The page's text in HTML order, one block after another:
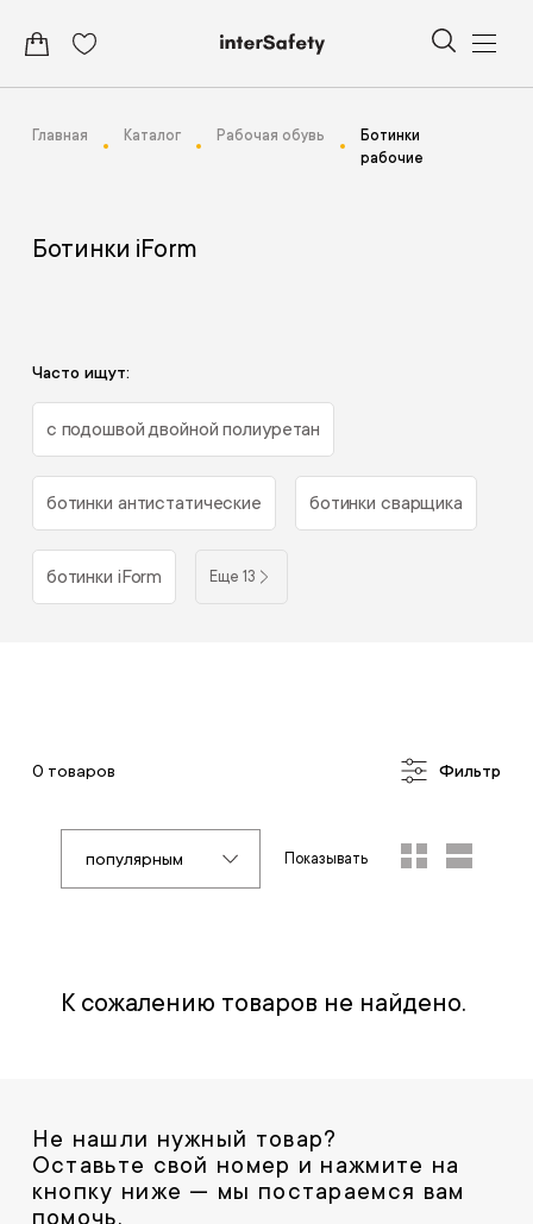
Главная Каталог Рабочая обувь
Ботинки
рабочие
Ботинки iForm
Часто ищут:
с подошвой двойной полиуретан
ботинки антистатические ботинки сварщика
ботинки iForm Еще 13
0 товаров Фильтр
популярным Показывать
К сожалению товаров не найдено.
Не нашли нужный товар?
Оставьте свой номер и нажмите на
кнопку ниже — мы постараемся вам
помочь.